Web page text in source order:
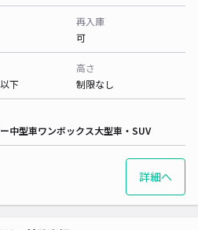
再入庫
可
下
高さ
制限なし
中型車ワンボックス大型車・SUV
詳細へ